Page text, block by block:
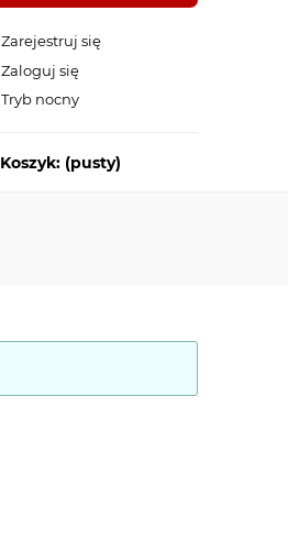
Zarejestruj się
Zaloguj się
Koszyk: (pusty)